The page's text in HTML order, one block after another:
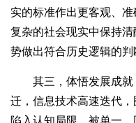
实的标准作出更客观、
复杂的社会现实中保持
势做出符合历史逻辑的判
其三，体悟发展成就
迁，信息技术高速迭代